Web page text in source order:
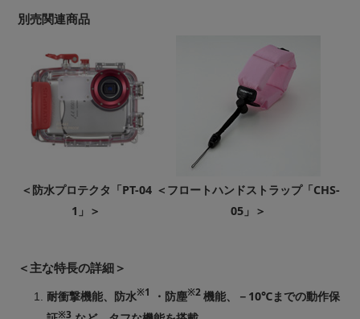
別売関連商品
＜防水プロテクタ「PT-04
1」＞
＜フロートハンドストラップ「CHS-
05」＞
＜主な特長の詳細＞
耐衝撃機能、防水※1 ・防塵※2 機能、－10℃までの動作保
※3